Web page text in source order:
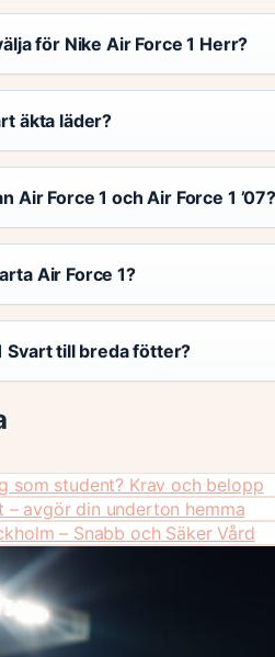
för Nike Air Force 1 Herr?
äkta läder?
Air Force 1 och Air Force 1 ’07?
Air Force 1?
Svart till breda fötter?
som student? Krav och belopp
avgör din underton hemma
– Snabb och Säker Vård